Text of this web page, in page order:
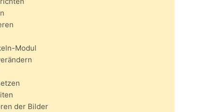
Modul
der Bilder